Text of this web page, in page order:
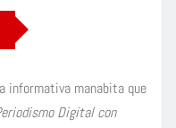
informativa manabita que
Digital con